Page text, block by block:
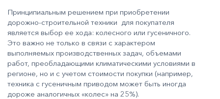
Принципиальным решением при приобретении
дорожно-строительной техники для покупателя
является выбор ее хода: колесного или гусеничного.
Это важно не только в связи с характером
выполняемых производственных задач, объемами
работ, преобладающими климатическими условиями в
регионе, но и с учетом стоимости покупки (например,
техника с гусеничным приводом может быть иногда
дороже аналогичных «колес» на 25%).